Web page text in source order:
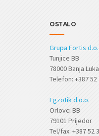
OSTALO
Grupa Fortis
Tunjice BB
78000 Banja Luka
Telefon: +387 52
Egzotik d.o.o.
Orlovci BB
79101 Prijedor
Tel/fax: +387 52